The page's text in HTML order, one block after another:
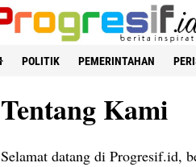
POLITIK PEMERINTAHAN
Tentang Kami
Selamat datang di Progresif.id,